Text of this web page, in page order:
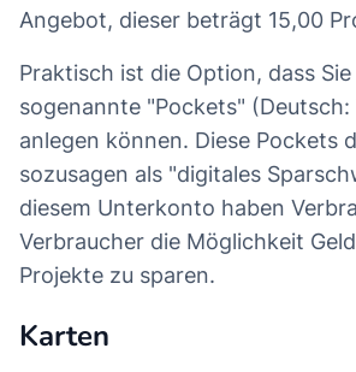
Angebot, dieser beträgt 15,00
Praktisch ist die Option, dass
sogenannte "Pockets" (Deutsch:
anlegen können. Diese Pockets
sozusagen als "digitales
diesem Unterkonto haben
Verbraucher die Möglichkeit
Projekte zu sparen.
Karten